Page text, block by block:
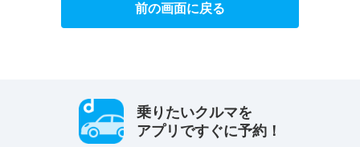
前の画面に戻る
乗りたいクルマを
アプリですぐに予約！